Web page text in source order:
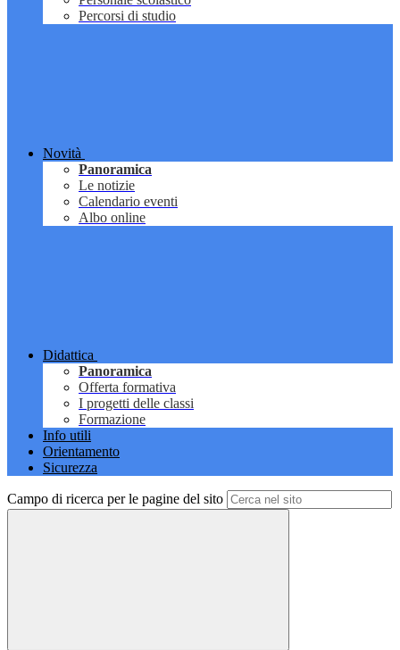
Percorsi di studio
Novità
Panoramica
Le notizie
Calendario eventi
Albo online
Didattica
Panoramica
Offerta formativa
I progetti delle classi
Formazione
Info utili
Orientamento
Sicurezza
Campo di ricerca per le pagine del sito